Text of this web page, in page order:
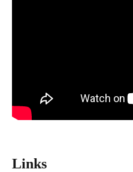
Links